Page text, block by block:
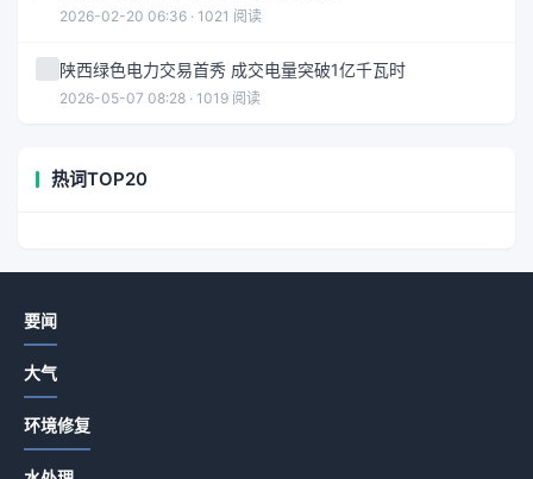
2026-02-20 06:36 · 1021 阅读
陕西绿色电力交易首秀 成交电量突破1亿千瓦时
2026-05-07 08:28 · 1019 阅读
热词TOP20
要闻
大气
环境修复